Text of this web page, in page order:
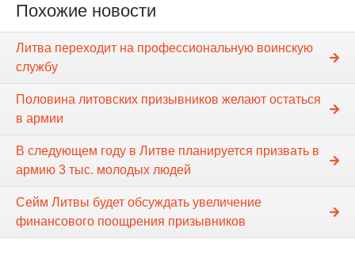
Похожие новости
Литва переходит на профессиональную воинскую
службу
Половина литовских призывников желают остаться
в армии
В следующем году в Литве планируется призвать в
армию 3 тыс. молодых людей
Сейм Литвы будет обсуждать увеличение
финансового поощрения призывников